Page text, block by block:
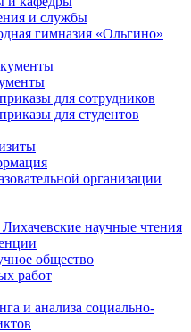
и службы
гимназия «Ольгино»
для сотрудников
для студентов
организации
научные чтения
общество
работ
и анализа социально-